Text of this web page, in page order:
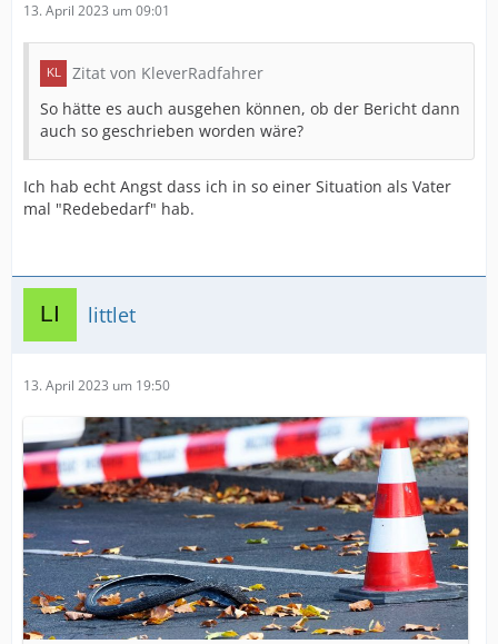
13. April 2023 um 09:01
Zitat von KleverRadfahrer
So hätte es auch ausgehen können, ob der Bericht dann
auch so geschrieben worden wäre?
Ich hab echt Angst dass ich in so einer Situation als Vater
mal "Redebedarf" hab.
littlet
13. April 2023 um 19:50